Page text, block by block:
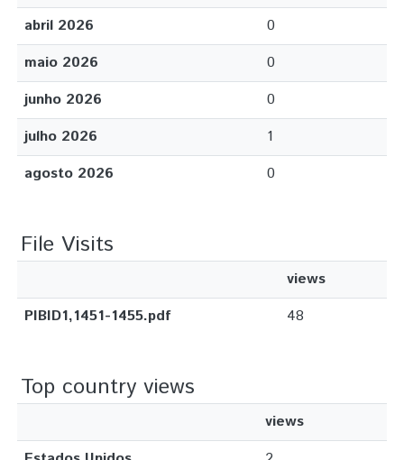
abril 2026
0
maio 2026
0
junho 2026
0
julho 2026
1
agosto 2026
0
File Visits
views
PIBID1,1451-1455.pdf
48
Top country views
views